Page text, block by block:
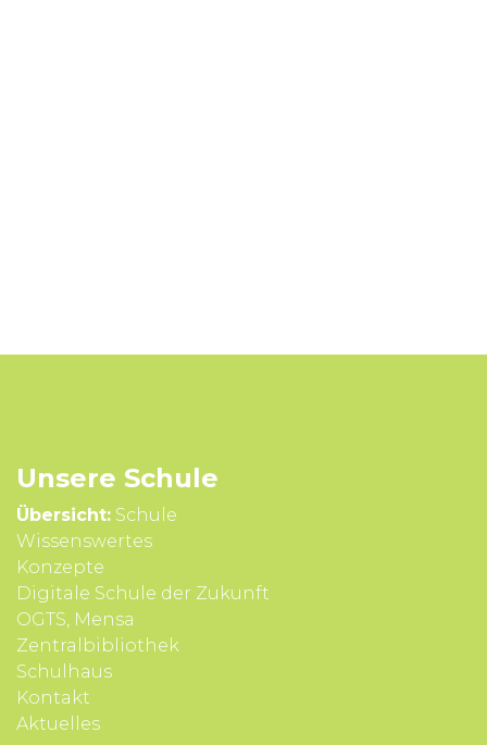
Unsere Schule
Übersicht: Schule
Wissens­wertes
Konzepte
Digitale Schule der Zukunft
OGTS, Mensa
Zentralbibliothek
Schulhaus
Kontakt
Aktuelles